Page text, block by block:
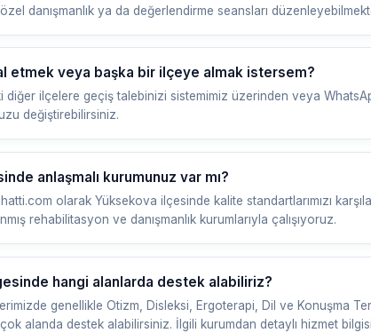
danışmanlık ya da değerlendirme seansları
etmek veya başka bir ilçeye almak istersem?
diğer ilçelere geçiş talebinizi sistemimiz üzerinden veya
değiştirebilirsiniz.
anlaşmalı kurumunuz var mı?
olarak Yüksekova ilçesinde kalite standartlarımızı
rehabilitasyon ve danışmanlık kurumlarıyla çalışıyoruz.
hangi alanlarda destek alabiliriz?
genellikle Otizm, Disleksi, Ergoterapi, Dil ve Konuşma
alanda destek alabilirsiniz. İlgili kurumdan detaylı hizmet